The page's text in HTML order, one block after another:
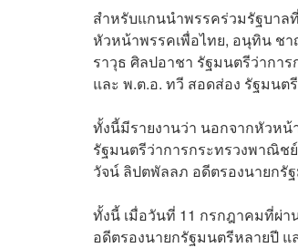
สำหรับแกนนำพรรคร่วมรัฐบาล
หัวหน้าพรรคเพื่อไทย, อนุทิน ช
ราวุธ ศิลปอาชา รัฐมนตรีว่าก
และ พ.ต.อ. ทวี สอดส่อง รัฐมน
ทั้งนี้มีรายงานว่า นอกจากหัวห
รัฐมนตรีว่าการกระทรวงพาณิช
วัจน์ ลิปตพัลลภ อดีตรองนายกรั
ทั้งนี้ เมื่อวันที่ 11 กรกฎาคมที่ผ่า
อดีตรองนายกรัฐมนตรีหลายปี